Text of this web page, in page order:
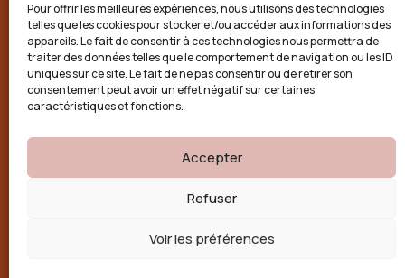
Pour offrir les meilleures expériences, nous utilisons des technologies
telles que les cookies pour stocker et/ou accéder aux informations des
appareils. Le fait de consentir à ces technologies nous permettra de
traiter des données telles que le comportement de navigation ou les ID
uniques sur ce site. Le fait de ne pas consentir ou de retirer son
consentement peut avoir un effet négatif sur certaines
caractéristiques et fonctions.
Accepter
Refuser
Voir les préférences
Politique de confidentialité
Conditions générales